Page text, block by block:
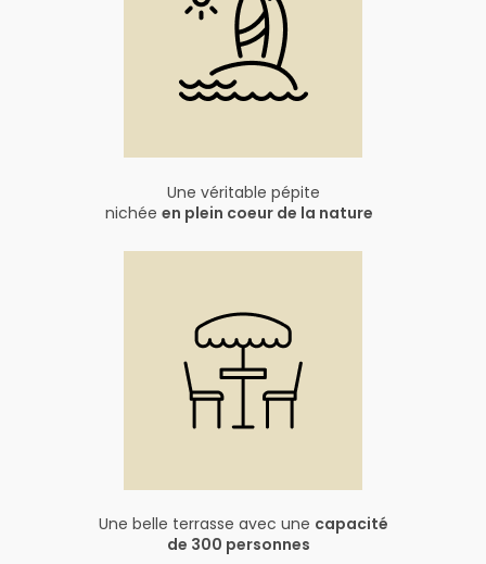
Une véritable pépite
nichée en plein coeur de la nature
Une belle terrasse avec une capacité
de 300 personnes